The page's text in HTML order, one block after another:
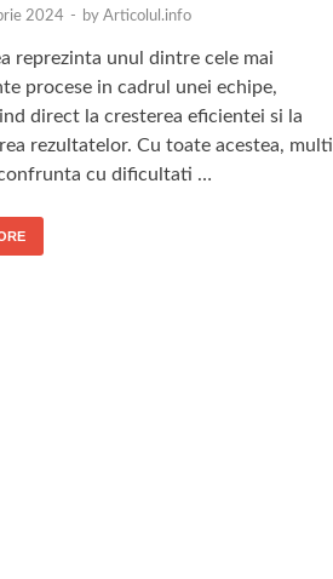
2024 - by Articolul.info
reprezinta unul dintre cele mai
procese in cadrul unei echipe,
direct la cresterea eficientei si la
rezultatelor. Cu toate acestea, multi
confrunta cu dificultati …